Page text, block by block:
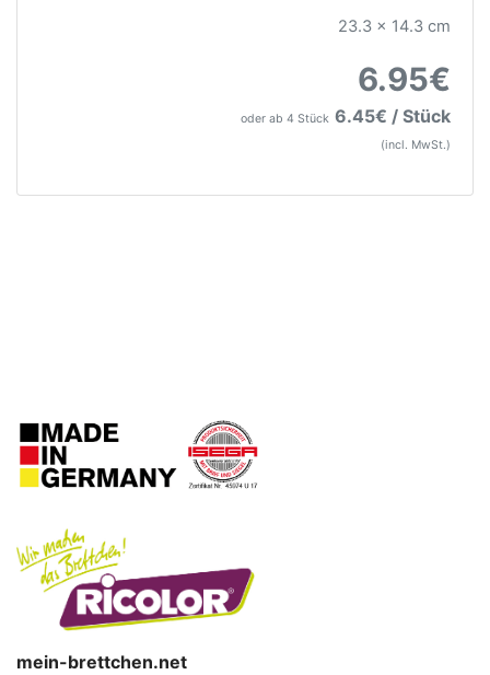
23.3 x 14.3 cm
6.95€
oder ab 4 Stück 6.45€ / Stück
(incl. MwSt.)
mein-brettchen.net